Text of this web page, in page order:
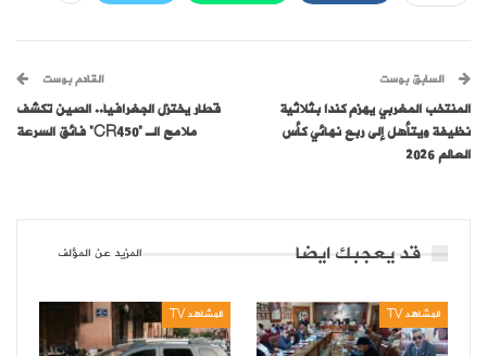
السابق بوست
المنتخب المغربي يهزم كندا بثلاثية
نظيفة ويتأهل إلى ربع نهائي كأس
العالم 2026
القادم بوست
قطار يختزل الجغرافيا.. الصين تكشف
ملامح الـ “CR450” فائق السرعة
قد يعجبك ايضا المزيد عن المؤلف
المشاهد TV المشاهد TV